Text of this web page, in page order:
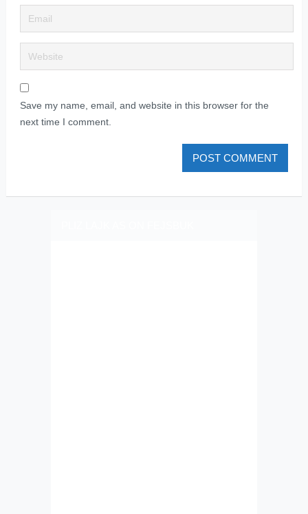
Save my name, email, and website in this browser for the
next time I comment.